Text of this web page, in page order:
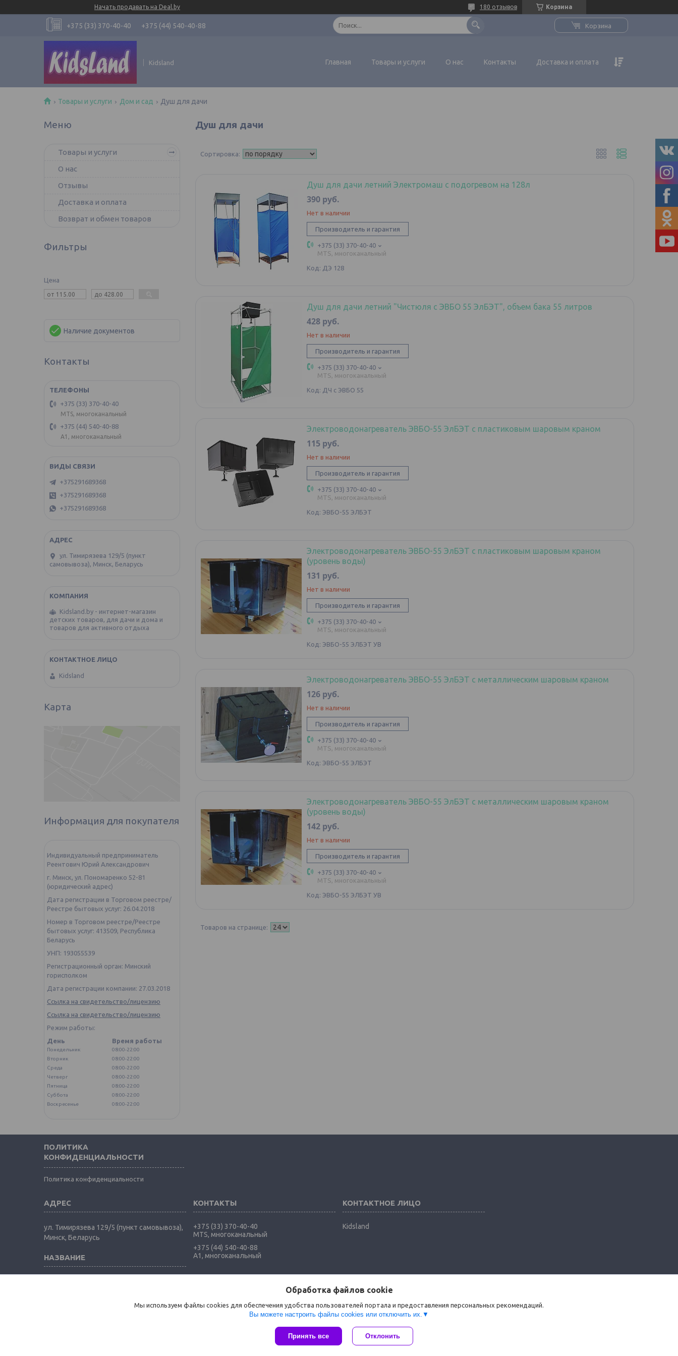
Начать продавать на Deal.by Корзина
180 отзывов
+375 (33) 370-40-40 +375 (44) 540-40-88 Корзина
Kidsland Главная Товары и услуги О нас Контакты Доставка и оплата
Товары и услуги Дом и сад Душ для дачи
Душ для дачи
Душ для дачи летний Электромаш с подогревом на 128л
390 руб.
Нет в наличии
Производитель и гарантия
+375 (33) 370-40-40
MTS, многоканальный
ДЭ 128
Душ для дачи летний "Чистюля с ЭВБО 55 ЭлБЭТ", объем бака 55 литров
428 руб.
Нет в наличии
Производитель и гарантия
+375 (33) 370-40-40
MTS, многоканальный
ДЧ с ЭВБО 55
Электроводонагреватель ЭВБО-55 ЭлБЭТ с пластиковым шаровым краном
115 руб.
Нет в наличии
Производитель и гарантия
+375 (33) 370-40-40
MTS, многоканальный
ЭВБО-55 ЭЛБЭТ
Электроводонагреватель ЭВБО-55 ЭлБЭТ с пластиковым шаровым краном
(уровень воды)
131 руб.
Нет в наличии
Производитель и гарантия
+375 (33) 370-40-40
MTS, многоканальный
ЭВБО-55 ЭЛБЭТ УВ
Электроводонагреватель ЭВБО-55 ЭлБЭТ с металлическим шаровым краном
126 руб.
Нет в наличии
Производитель и гарантия
+375 (33) 370-40-40
MTS, многоканальный
ЭВБО-55 ЭЛБЭТ
Электроводонагреватель ЭВБО-55 ЭлБЭТ с металлическим шаровым краном
(уровень воды)
142 руб.
Нет в наличии
Производитель и гарантия
+375 (33) 370-40-40
MTS, многоканальный
ЭВБО-55 ЭЛБЭТ УВ
Товары и услуги
О нас
Отзывы
Доставка и оплата
Возврат и обмен товаров
Фильтры
Цена
Наличие документов
Контакты
+375 (33) 370-40-40
MTS, многоканальный
+375 (44) 540-40-88
А1, многоканальный
+375291689368
+375291689368
+375291689368
ул. Тимирязева 129/5 (пункт
самовывоза), Минск, Беларусь
Kidsland.by - интернет-магазин
детских товаров, для дачи и дома и
товаров для активного отдыха
Kidsland
Карта
Информация для покупателя
Индивидуальный предприниматель
Реентович Юрий Александрович
г. Минск, ул. Пономаренко 52-81
(юридический адрес)
Дата регистрации в Торговом реестре/
Реестре бытовых услуг: 26.04.2018
Номер в Торговом реестре/Реестре
бытовых услуг: 413509, Республика
Беларусь
УНП: 193055539
Регистрационный орган: Минский
горисполком
Дата регистрации компании: 27.03.2018
Ссылка на свидетельство/лицензию
Ссылка на свидетельство/лицензию
Режим работы:
День
Время работы
Понедельник
08:00-22:00
Вторник
08:00-22:00
Среда
08:00-22:00
Четверг
08:00-22:00
Пятница
08:00-22:00
Суббота
08:00-22:00
Воскресенье
08:00-22:00
ПОЛИТИКА
КОНФИДЕНЦИАЛЬНОСТИ
Политика конфиденциальности
ул. Тимирязева 129/5 (пункт самовывоза),
Минск, Беларусь
+375 (33) 370-40-40
MTS, многоканальный
+375 (44) 540-40-88
А1, многоканальный
Kidsland
Сайт создан на платформе Deal.by
Политика обработки файлов cookies
Обработка файлов cookie
Мы используем файлы cookies для обеспечения удобства пользователей портала и предоставления персональных рекомендаций.
Вы можете настроить файлы cookies или отключить их.
Принять все Отклонить